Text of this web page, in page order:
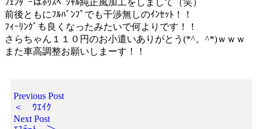
ﾌｪﾝﾀﾞｰはﾎﾘｽﾍﾟｼｬﾙ純正風加工をしまして（笑）
前後ともにﾌﾙﾊﾞﾝﾌﾟでも干渉無しのｲﾝｾｯﾄ！！
ﾌｨｰﾘﾝｸﾞも良くなったみたいで何よりです！！
さらちゃん１１０円のお小遣いありがとう(*^。^*)ｗｗｗ
また車高調整お願いしまーす！！
Previous Post
＜ ｳｴｲｸ
Next Post